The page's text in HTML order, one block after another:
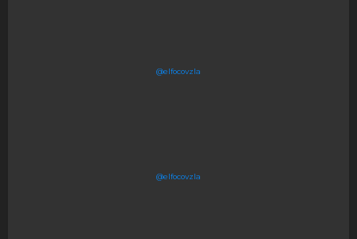
@elfocovzla
@elfocovzla